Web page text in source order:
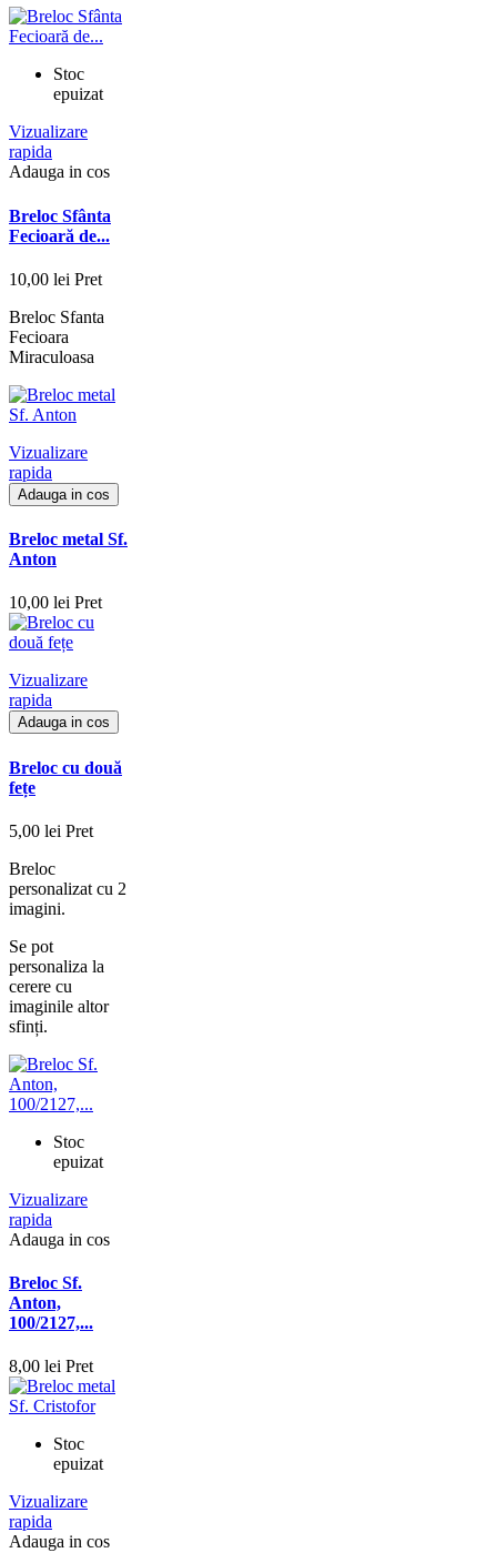
Stoc
epuizat
Vizualizare
rapida
Adauga in cos
Breloc Sfânta
Fecioară de...
10,00 lei Pret
Breloc Sfanta
Fecioara
Miraculoasa
Vizualizare
rapida
Adauga in cos
Breloc metal Sf.
Anton
10,00 lei Pret
Vizualizare
rapida
Adauga in cos
Breloc cu două
fețe
5,00 lei Pret
Breloc
personalizat cu 2
imagini.
Se pot
personaliza la
cerere cu
imaginile altor
sfinți.
Stoc
epuizat
Vizualizare
rapida
Adauga in cos
Breloc Sf.
Anton,
100/2127,...
8,00 lei Pret
Stoc
epuizat
Vizualizare
rapida
Adauga in cos